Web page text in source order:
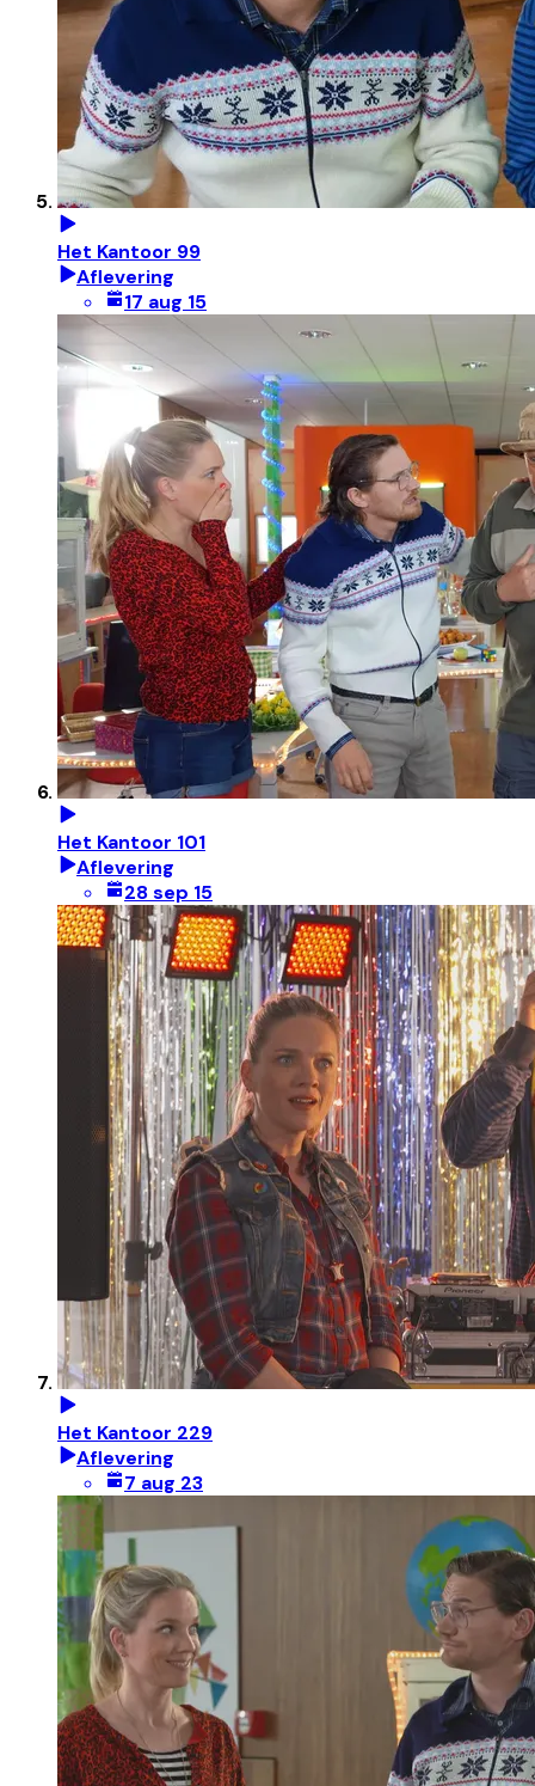
Het Kantoor 99
Aflevering
17 aug 15
Het Kantoor 101
Aflevering
28 sep 15
Het Kantoor 229
Aflevering
7 aug 23